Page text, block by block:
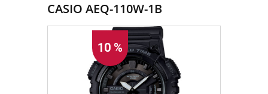
CASIO AEQ-110W-1B
10 %